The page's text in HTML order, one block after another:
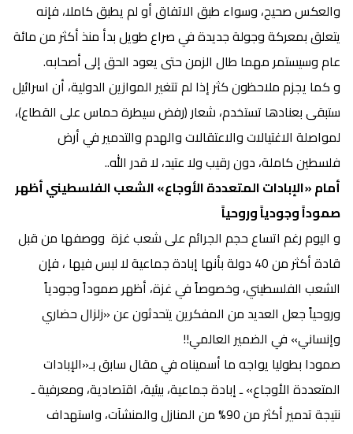
والعكس صحيح، وسواء طبق الاتفاق أو لم يطبق كاملا، فإنه
يتعلق بمعركة وجولة جديدة في صراع طويل بدأ منذ أكثر من مائة
عام وسيستمر مهما طال الزمن حتى يعود الحق إلى أصحابه.
و كما يجزم ملاحظون كثر إذا لم تتغير الموازين الدولية، أن اسرائيل
ستبقى بعنادها تستخدم، شعار (رفض سيطرة حماس على القطاع)،
لمواصلة الاغتيالات والاعتقالات والهدم والتدمير في أرض
فلسطين كاملة، دون رقيب ولا عتيد، لا قدر الله..
أمام «الإبادات المتعددة الأوجاع» الشعب الفلسطيني أظهر
صموداً وجودياً وروحياً
و اليوم رغم اتساع حجم الجرائم على شعب غزة ووصفها من قبل
قادة أكثر من 40 دولة بأنها إبادة جماعية لا لبس فيها ، فإن
الشعب الفلسطيني، وخصوصاً في غزة، أظهر صموداً وجودياً
وروحياً جعل العديد من المفكرين يتحدثون عن «زلزال حضاري
وإنساني» في الضمير العالمي!!
صمودا بطوليا يواجه ما أسميناه في مقال سابق بـ«الإبادات
المتعددة الأوجاع» ـ إبادة جماعية، بيئية، اقتصادية، ومعرفية ـ
نتيجة تدمير أكثر من 90% من المنازل والمنشآت، واستهداف